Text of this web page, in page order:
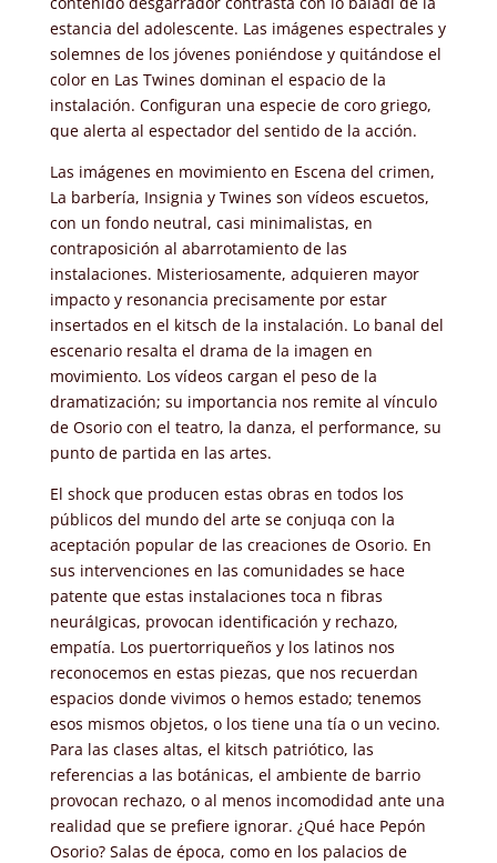
estancia del adolescente. Las imágenes espectrales y
solemnes de los jóvenes poniéndose y quitándose el
color en Las Twines dominan el espacio de la
instalación. Configuran una especie de coro griego,
que alerta al espectador del sentido de la acción.
Las imágenes en movimiento en Escena del crimen,
La barbería, Insignia y Twines son vídeos escuetos,
con un fondo neutral, casi minimalistas, en
contraposición al abarrotamiento de las
instalaciones. Misteriosamente, adquieren mayor
impacto y resonancia precisamente por estar
insertados en el kitsch de la instalación. Lo banal del
escenario resalta el drama de la imagen en
movimiento. Los vídeos cargan el peso de la
dramatización; su importancia nos remite al vínculo
de Osorio con el teatro, la danza, el performance, su
punto de partida en las artes.
El shock que producen estas obras en todos los
públicos del mundo del arte se conjuqa con la
aceptación popular de las creaciones de Osorio. En
sus intervenciones en las comunidades se hace
patente que estas instalaciones toca n fibras
neuráIgicas, provocan identificación y rechazo,
empatía. Los puertorriqueños y los latinos nos
reconocemos en estas piezas, que nos recuerdan
espacios donde vivimos o hemos estado; tenemos
esos mismos objetos, o los tiene una tía o un vecino.
Para las clases altas, el kitsch patriótico, las
referencias a las botánicas, el ambiente de barrio
provocan rechazo, o al menos incomodidad ante una
realidad que se prefiere ignorar. ¿Qué hace Pepón
Osorio? Salas de época, como en los palacios de